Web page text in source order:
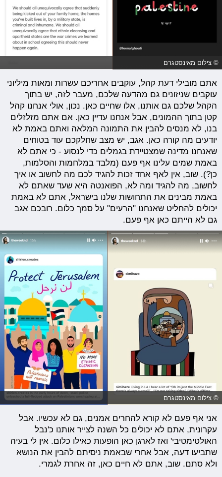
© צילום מאינסטגרם
אתם מובילי דעת קהל, עוקבים אחריכם עשרות ומאות מיליוני
עוקבים שניזונים גם מהדעה שלכם, מעבר לזה, יש בתוך
הקהל שלכם גם אותנו, אלו שחיים כאן. נכון, אולי אנחנו קהל
קטן בתוך ההמונים, אבל אנחנו עדיין כאן. אם אתם מזלזלים
בנו, לא מנסים להבין את התמונה המלאה ואתם באמת לא
יודעים מה קורה כאן. אגב, יש מצב שחלקכם עוד בטוחים
שאנחנו מדינה שמצטיידת בגמלים כדי לנסוע - כי אתם לא
באמת שמים עלינו אף פעם (מלבד במלחמות והסלמות,
כן?). שוב, אין לאף אחד זכות להגיד לכם מה לחשוב או איך
לחשוב, מה להגיד ומה לא, הפואנטה היא שעד שאתם לא
באמת מבינים את התחושות שלנו בישראל, אתם לא באמת
יכולים להחליט שאנחנו "הרעים" על סמך כלום. רובכם אגב
גם לא הייתם כאן אף פעם.
© צילום מאינסטגרם
אני אף פעם לא קורא להחרים אמנים, גם לא עכשיו. אבל
עקרונית, אתם לא יכולים כל השנה לצייר אותנו כ'נבל
האולטימטיבי' ואז לארגן כאן הופעות כאילו כלום. אין לי בעיה
שתביעו דעה, אבל אחרי שבאמת ניסיתם להבין את הנושא
ולא סתם. שוב, אתם לא חיים כאן, זה אחרת לגמרי.